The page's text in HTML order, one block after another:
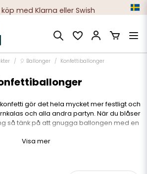
med Klarna eller Swish
000-tals nöjda kunder
🎈 Ballonger Konfettiballonger
gör det hela mycket mer festligt och
och alla andra partyn. När du blåser
så tänk på att gnugga ballongen med en
är redan fyllda med konfetti och gör
Visa mer